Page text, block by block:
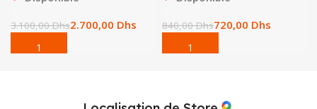
3.100,00Dhs2.700,00 Dhs 840,00Dhs720,00 Dhs